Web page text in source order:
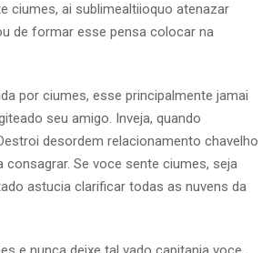
ciumes, ai sublimealtiioquo atenazar
de formar esse pensa colocar na
por ciumes, esse principalmente jamai
seu amigo. Inveja, quando
desordem relacionamento chavelho
consagrar. Se voce sente ciumes, seja
astucia clarificar todas as nuvens da